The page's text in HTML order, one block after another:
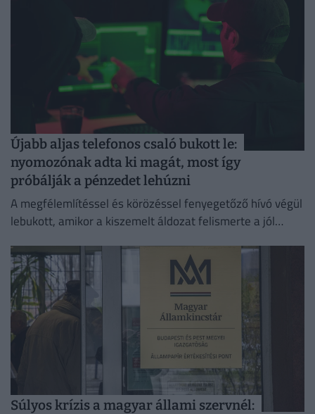
Újabb aljas telefonos csaló bukott le:
nyomozónak adta ki magát, most így
próbálják a pénzedet lehúzni
A megfélemlítéssel és körözéssel fenyegetőző hívó végül
lebukott, amikor a kiszemelt áldozat felismerte a jól
elkövetőt.
Súlyos krízis a magyar állami szervnél: